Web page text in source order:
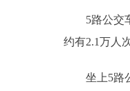
5路公交车
约有2.1万人
坐上5路公